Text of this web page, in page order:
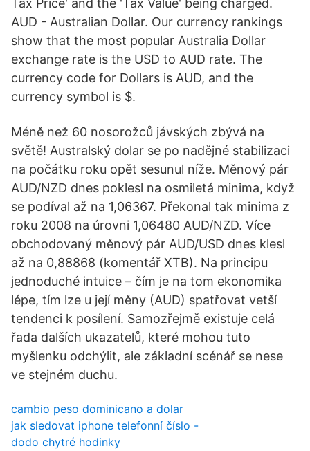
Tax Price' and the 'Tax Value' being charged.
AUD - Australian Dollar. Our currency rankings
show that the most popular Australia Dollar
exchange rate is the USD to AUD rate. The
currency code for Dollars is AUD, and the
currency symbol is $.
Méně než 60 nosorožců jávských zbývá na
světě! Australský dolar se po nadějné stabilizaci
na počátku roku opět sesunul níže. Měnový pár
AUD/NZD dnes poklesl na osmiletá minima, když
se podíval až na 1,06367. Překonal tak minima z
roku 2008 na úrovni 1,06480 AUD/NZD. Více
obchodovaný měnový pár AUD/USD dnes klesl
až na 0,88868 (komentář XTB). Na principu
jednoduché intuice – čím je na tom ekonomika
lépe, tím lze u její měny (AUD) spatřovat vetší
tendenci k posílení. Samozřejmě existuje celá
řada dalších ukazatelů, které mohou tuto
myšlenku odchýlit, ale základní scénář se nese
ve stejném duchu.
cambio peso dominicano a dolar
jak sledovat iphone telefonní číslo -
dodo chytré hodinky